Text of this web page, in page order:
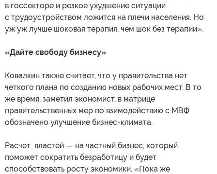
в госсекторе и резкое ухудшение ситуации
с трудоустройством ложится на плечи населения. Но
уж уж лучше шоковая терапия, чем шок без терапии».
«Дайте свободу бизнесу»
Ковалкин также считает, что у правительства нет
четкого плана по созданию новых рабочих мест. В то
же время, заметил экономист, в матрице
правительственных мер по взимодействию с МВФ
обозначено улучшение бизнес-климата.
Расчет властей — на частный бизнес, который
поможет сократить безработицу и будет
способствовать росту экономики. «Пока же